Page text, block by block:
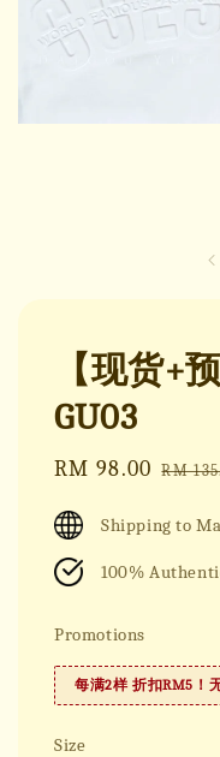
【现货+
GU03
Sale
RM 98.00 RM
Shipping to
100%
Promotions
每满2样 折扣RM5！
Size